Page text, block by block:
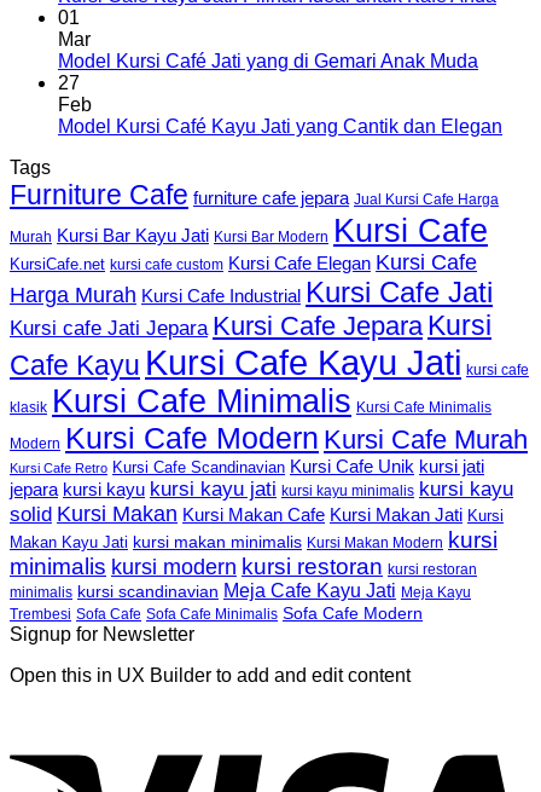
01
Mar
Model Kursi Café Jati yang di Gemari Anak Muda
27
Feb
Model Kursi Café Kayu Jati yang Cantik dan Elegan
Tags
Furniture Cafe furniture cafe jepara Jual Kursi Cafe Harga
Murah Kursi Bar Kayu Jati Kursi Bar Modern Kursi Cafe
KursiCafe.net kursi cafe custom Kursi Cafe Elegan Kursi Cafe
Harga Murah Kursi Cafe Industrial Kursi Cafe Jati
Kursi cafe Jati Jepara Kursi Cafe Jepara Kursi
Cafe Kayu Kursi Cafe Kayu Jati kursi cafe
klasik Kursi Cafe Minimalis Kursi Cafe Minimalis
Modern Kursi Cafe Modern Kursi Cafe Murah
Kursi Cafe Retro Kursi Cafe Scandinavian Kursi Cafe Unik kursi jati
jepara kursi kayu kursi kayu jati kursi kayu minimalis kursi kayu
solid Kursi Makan Kursi Makan Cafe Kursi Makan Jati Kursi
Makan Kayu Jati kursi makan minimalis Kursi Makan Modern
kursi
minimalis kursi modern kursi restoran kursi restoran
minimalis kursi scandinavian Meja Cafe Kayu Jati Meja Kayu
Trembesi Sofa Cafe Sofa Cafe Minimalis Sofa Cafe Modern
Signup for Newsletter
Open this in UX Builder to add and edit content